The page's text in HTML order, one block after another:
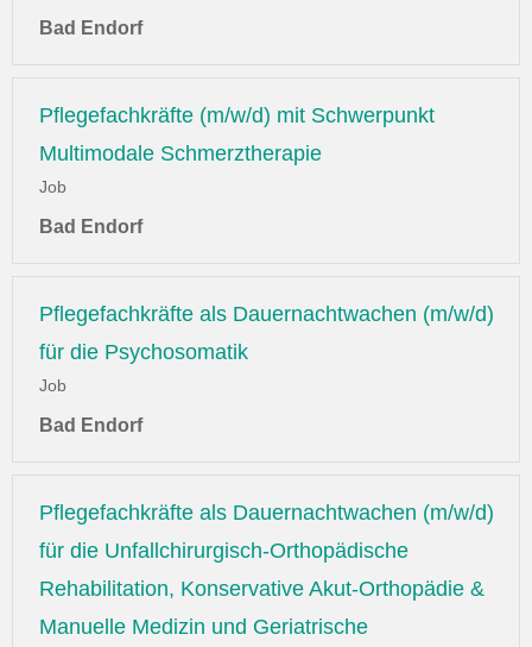
Bad Endorf
Pflegefachkräfte (m/w/d) mit Schwerpunkt
Multimodale Schmerztherapie
Job
Bad Endorf
Pflegefachkräfte als Dauernachtwachen (m/w/d)
für die Psychosomatik
Job
Bad Endorf
Pflegefachkräfte als Dauernachtwachen (m/w/d)
für die Unfallchirurgisch-Orthopädische
Rehabilitation, Konservative Akut-Orthopädie &
Manuelle Medizin und Geriatrische